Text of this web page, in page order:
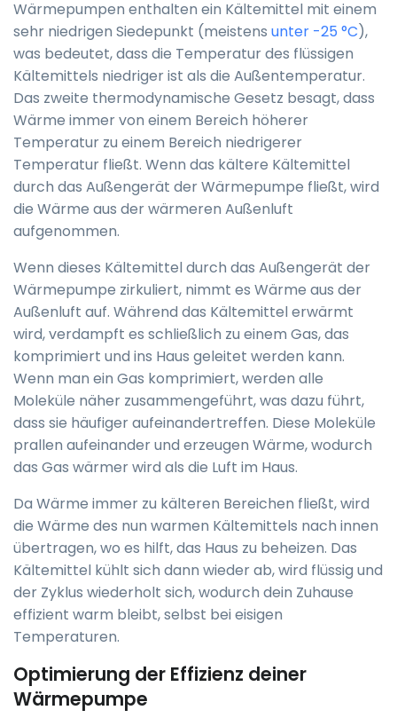
Wärmepumpen enthalten ein Kältemittel mit einem
sehr niedrigen Siedepunkt (meistens unter -25 °C),
was bedeutet, dass die Temperatur des flüssigen
Kältemittels niedriger ist als die Außentemperatur.
Das zweite thermodynamische Gesetz besagt, dass
Wärme immer von einem Bereich höherer
Temperatur zu einem Bereich niedrigerer
Temperatur fließt. Wenn das kältere Kältemittel
durch das Außengerät der Wärmepumpe fließt, wird
die Wärme aus der wärmeren Außenluft
aufgenommen.
Wenn dieses Kältemittel durch das Außengerät der
Wärmepumpe zirkuliert, nimmt es Wärme aus der
Außenluft auf. Während das Kältemittel erwärmt
wird, verdampft es schließlich zu einem Gas, das
komprimiert und ins Haus geleitet werden kann.
Wenn man ein Gas komprimiert, werden alle
Moleküle näher zusammengeführt, was dazu führt,
dass sie häufiger aufeinandertreffen. Diese Moleküle
prallen aufeinander und erzeugen Wärme, wodurch
das Gas wärmer wird als die Luft im Haus.
Da Wärme immer zu kälteren Bereichen fließt, wird
die Wärme des nun warmen Kältemittels nach innen
übertragen, wo es hilft, das Haus zu beheizen. Das
Kältemittel kühlt sich dann wieder ab, wird flüssig und
der Zyklus wiederholt sich, wodurch dein Zuhause
effizient warm bleibt, selbst bei eisigen
Temperaturen.
Optimierung der Effizienz deiner
Wärmepumpe